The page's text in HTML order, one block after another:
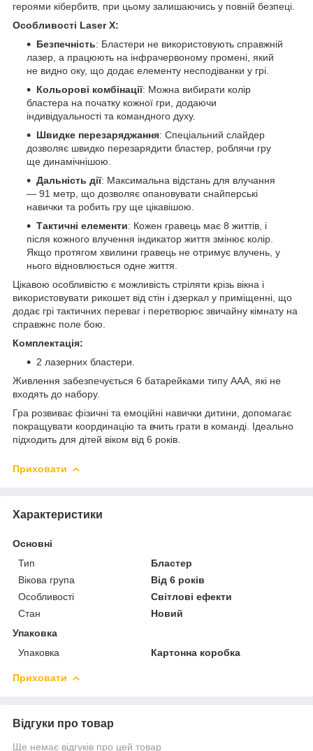
героями кібербитв, при цьому залишаючись у повній безпеці.
Особливості Laser X:
Безпечність: Бластери не використовують справжній
лазер, а працюють на інфрачервоному промені, який
не видно оку, що додає елементу несподіванки у грі.
Кольорові комбінації: Можна вибирати колір
бластера на початку кожної гри, додаючи
індивідуальності та командного духу.
Швидке перезаряджання: Спеціальний слайдер
дозволяє швидко перезарядити бластер, роблячи гру
ще динамічнішою.
Дальність дії: Максимальна відстань для влучання
— 91 метр, що дозволяє опановувати снайперські
навички та робить гру ще цікавішою.
Тактичні елементи: Кожен гравець має 8 життів, і
після кожного влучення індикатор життя змінює колір.
Якщо протягом хвилини гравець не отримує влучень, у
нього відновлюється одне життя.
Цікавою особливістю є можливість стріляти крізь вікна і
використовувати рикошет від стін і дзеркал у приміщенні, що
додає грі тактичних переваг і перетворює звичайну кімнату на
справжнє поле бою.
Комплектація:
2 лазерних бластери.
Живлення забезпечується 6 батарейками типу ААА, які не
входять до набору.
Гра розвиває фізичні та емоційні навички дитини, допомагає
покращувати координацію та вчить грати в команді. Ідеально
підходить для дітей віком від 6 років.
Приховати
Характеристики
Основні
Тип
Бластер
Вікова група
Від 6 років
Особливості
Світлові ефекти
Стан
Новий
Упаковка
Упаковка
Картонна коробка
Приховати
Відгуки про товар
Ще немає відгуків про цей товар